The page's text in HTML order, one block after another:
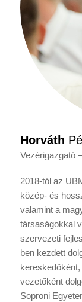
Horváth
Vezérigazgató
2018-tól az
közép- és
valamint a
társaságokkal
szervezeti
ben kezdett
vezetőként
Soproni